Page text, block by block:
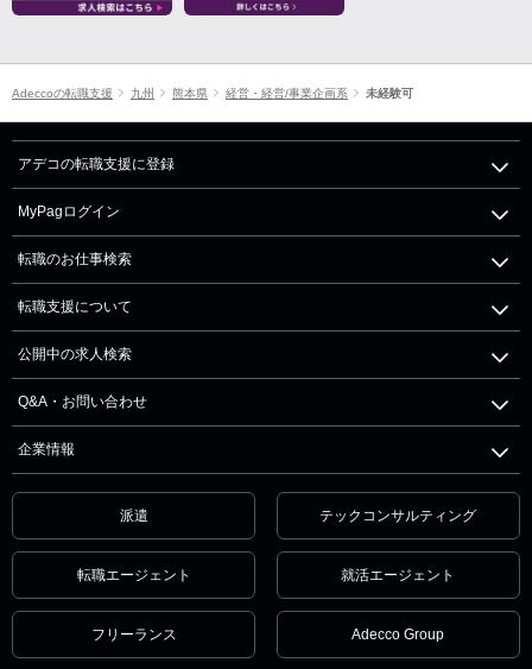
Adeccoの転職支援 九州 熊本県 経営・経営/事業企画系 未経験可
アデコの転職支援に登録
MyPagログイン
転職のお仕事検索
転職支援について
公開中の求人検索
Q&A・お問い合わせ
企業情報
派遣 テックコンサルティング
転職エージェント 就活エージェント
フリーランス Adecco Group